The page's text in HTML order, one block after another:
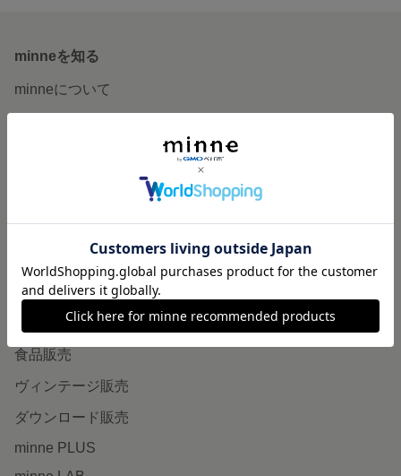
minneを知る
minneについて
作品販売について
minneで売りたい
食品販売
ヴィンテージ販売
ダウンロード販売
minne PLUS